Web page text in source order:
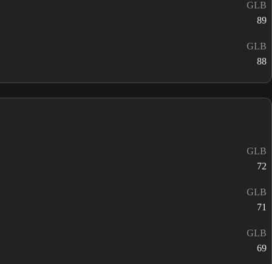
GLB
89
GLB
88
GLB
72
GLB
71
GLB
69